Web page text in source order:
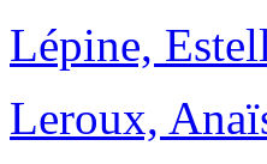
Lépine,
Leroux,